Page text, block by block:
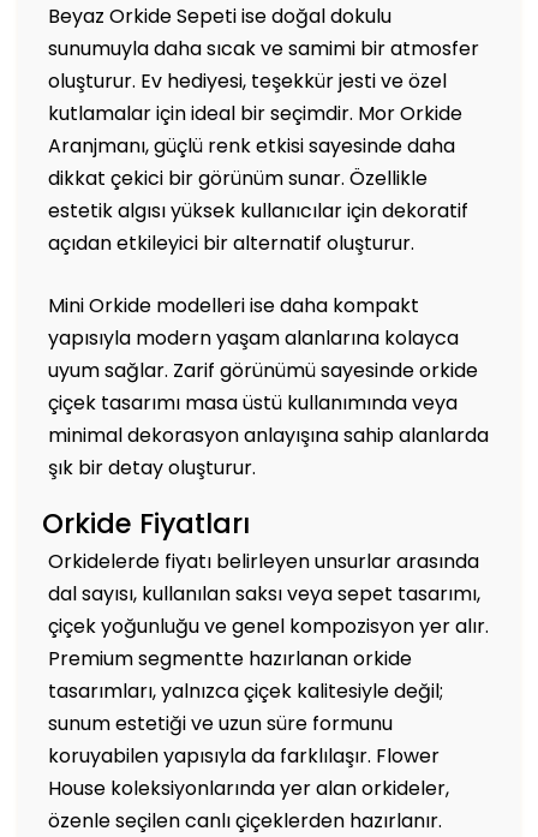
Beyaz Orkide Sepeti ise doğal dokulu
sunumuyla daha sıcak ve samimi bir atmosfer
oluşturur. Ev hediyesi, teşekkür jesti ve özel
kutlamalar için ideal bir seçimdir. Mor Orkide
Aranjmanı, güçlü renk etkisi sayesinde daha
dikkat çekici bir görünüm sunar. Özellikle
estetik algısı yüksek kullanıcılar için dekoratif
açıdan etkileyici bir alternatif oluşturur.
Mini Orkide modelleri ise daha kompakt
yapısıyla modern yaşam alanlarına kolayca
uyum sağlar. Zarif görünümü sayesinde orkide
çiçek tasarımı masa üstü kullanımında veya
minimal dekorasyon anlayışına sahip alanlarda
şık bir detay oluşturur.
Orkide Fiyatları
Orkidelerde fiyatı belirleyen unsurlar arasında
dal sayısı, kullanılan saksı veya sepet tasarımı,
çiçek yoğunluğu ve genel kompozisyon yer alır.
Premium segmentte hazırlanan orkide
tasarımları, yalnızca çiçek kalitesiyle değil;
sunum estetiği ve uzun süre formunu
koruyabilen yapısıyla da farklılaşır. Flower
House koleksiyonlarında yer alan orkideler,
özenle seçilen canlı çiçeklerden hazırlanır.